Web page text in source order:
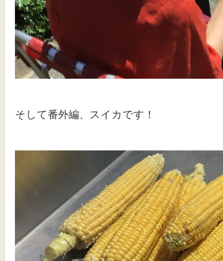
そして番外編、スイカです！